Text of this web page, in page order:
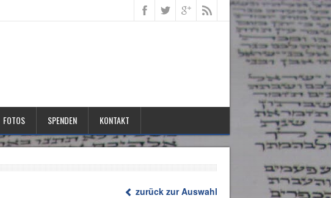
FOTOS SPENDEN KONTAKT
zurück zur Auswahl